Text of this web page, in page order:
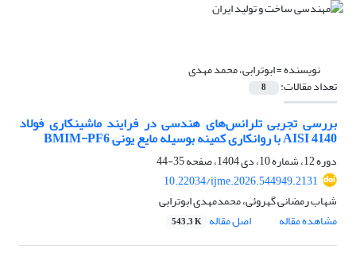
نویسنده =ابوترابی، محمد مهدی
تعداد مقالات: 8
بررسی تجربی تلرانس‌های هندسی در فرایند ماشینکاری فولاد
AISI 4140با روانکاری کمینه بوسیله مایع یونیBMIM-PF6
دوره 12، شماره 10، دی 1404، صفحه
35-44
10.22034/ijme.2026.544949.2131
شهاب رمضانی گهروئی، محمدمهدی ابوترابی
مشاهده مقاله
اصل مقاله 543.3 K